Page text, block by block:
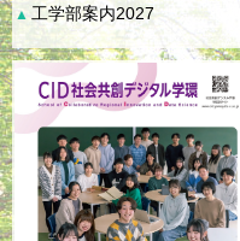
▲ 工学部案内2027